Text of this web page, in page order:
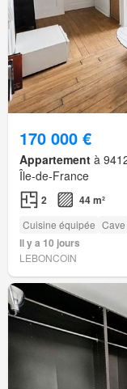
170 000 €
Appartement à
Île-de-France
2 44 m²
Cuisine équipée Cave
Il y a 10 jours
LEBONCOIN